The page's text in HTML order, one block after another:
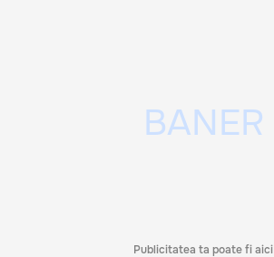
Publicitatea ta poate fi aici